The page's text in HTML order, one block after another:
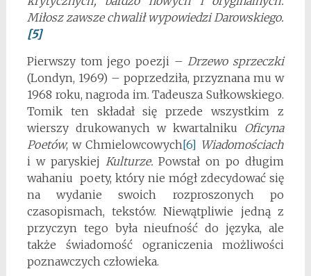
Miłosz zawsze chwalił wypowiedzi Darowskiego.
[5]
Pierwszy tom jego poezji – Drzewo sprzeczki
(Londyn, 1969) – poprzedziła, przyznana mu w
1968 roku, nagroda im. Tadeusza Sułkowskiego.
Tomik ten składał się przede wszystkim z
wierszy drukowanych w kwartalniku Oficyna
Poetów, w Chmielowcowych[6] Wiadomościach
i w paryskiej Kulturze. Powstał on po długim
wahaniu poety, który nie mógł zdecydować się
na wydanie swoich rozproszonych po
czasopismach, tekstów. Niewątpliwie jedną z
przyczyn tego była nieufność do języka, ale
także świadomość ograniczenia możliwości
poznawczych człowieka.